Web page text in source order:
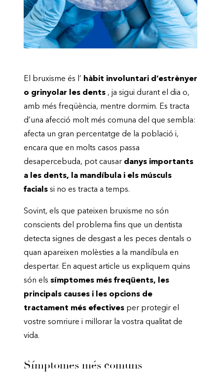
El bruxisme és l’ hàbit involuntari d’estrènyer
o grinyolar les dents , ja sigui durant el dia o,
amb més freqüència, mentre dormim. Es tracta
d’una afecció molt més comuna del que sembla:
afecta un gran percentatge de la població i,
encara que en molts casos passa
desapercebuda, pot causar danys importants
a les dents, la mandíbula i els músculs
facials si no es tracta a temps.
Sovint, els que pateixen bruxisme no són
conscients del problema fins que un dentista
detecta signes de desgast a les peces dentals o
quan apareixen molèsties a la mandíbula en
despertar. En aquest article us expliquem quins
són els símptomes més freqüents, les
principals causes i les opcions de
tractament més efectives per protegir el
vostre somriure i millorar la vostra qualitat de
vida.
Símptomes més comuns